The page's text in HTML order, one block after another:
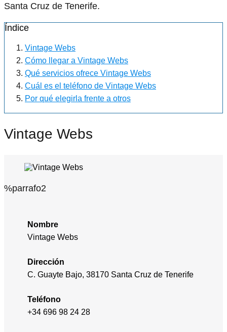
Santa Cruz de Tenerife.
Índice
Vintage Webs
Cómo llegar a Vintage Webs
Qué servicios ofrece Vintage Webs
Cuál es el teléfono de Vintage Webs
Por qué elegirla frente a otros
Vintage Webs
%parrafo2
Nombre
Vintage Webs
Dirección
C. Guayte Bajo, 38170 Santa Cruz de Tenerife
Teléfono
+34 696 98 24 28